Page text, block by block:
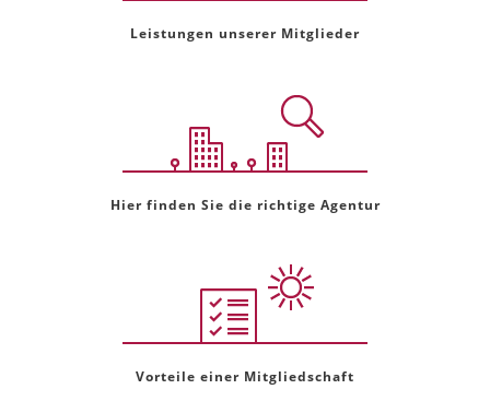
Leistungen unserer Mitglieder
Hier finden Sie die richtige Agentur
Vorteile einer Mitgliedschaft